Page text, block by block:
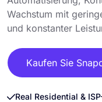
Wachstum mit
und konstanter
Kaufen Sie
Real Residential &